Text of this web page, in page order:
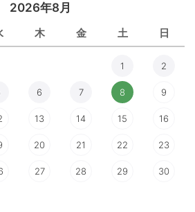
2026年8月
木 金 土 日
1 2
6 7 8 9
13 14 15 16
20 21 22 23
27 28 29 30